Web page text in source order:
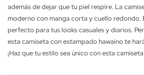
además de dejar que tu piel respire. La
moderno con manga corta y cuello redondo.
perfecto para tus looks casuales y diarios.
esta camiseta con estampado hawaino te
¡Haz que tu estilo sea único con esta